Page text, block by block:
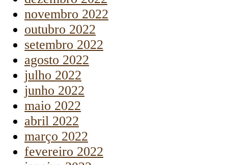
novembro 2022
outubro 2022
setembro 2022
agosto 2022
julho 2022
junho 2022
maio 2022
abril 2022
março 2022
fevereiro 2022